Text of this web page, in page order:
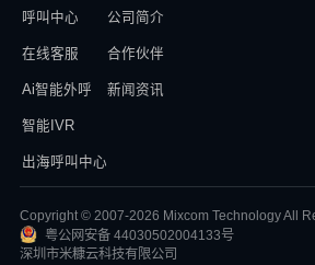
呼叫中心
在线客服
Ai智能外呼
智能IVR
出海呼叫中心
公司简介
合作伙伴
新闻资讯
Copyright © 2007-2026 Mixcom Technology All
粤公网安备 44030502004133号
深圳市米糠云科技有限公司